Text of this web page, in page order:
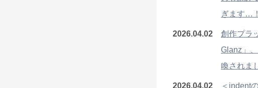
ぎます…
2026.04.02
創作プラ
Glanz」
喚されま
2026.04.02
＜indent